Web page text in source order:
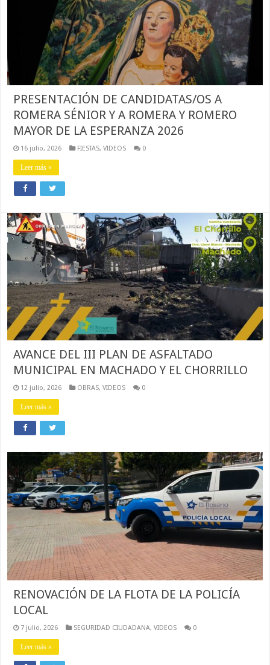
PRESENTACIÓN DE CANDIDATAS/OS A
ROMERA SÉNIOR Y A ROMERA Y ROMERO
MAYOR DE LA ESPERANZA 2026
16 julio, 2026 FIESTAS,VIDEOS 0
Leer más »
AVANCE DEL III PLAN DE ASFALTADO
MUNICIPAL EN MACHADO Y EL CHORRILLO
12 julio, 2026 OBRAS,VIDEOS 0
Leer más »
RENOVACIÓN DE LA FLOTA DE LA POLICÍA
LOCAL
7 julio, 2026 SEGURIDAD CIUDADANA,VIDEOS 0
Leer más »